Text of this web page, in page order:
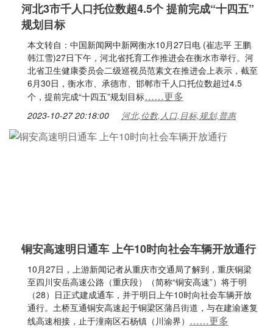
河北3市千人口托位数超4.5个 提前完成“十四五”
规划目标
本文转自：中国新闻网中新网衡水10月27日电 (崔志平 王鹏
韩江雪)27日下午，河北省托育工作推进会在衡水市举行。河
北省卫生健康委员会二级巡视员范素文在推进会上表示，截至
6月30日，衡水市、承德市、邯郸市千人口托位数超过4.5
个，提前完成“十四五”规划目标……更多
2023-10-27 20:18:00 河北,位数,人口,目标,规划,普惠
铜安高速明日通车 上午10时向社会车辆开放通行
10月27日，上游新闻记者从重庆市交通局了解到，重庆铜梁
至四川安岳高速公路（重庆段）（简称“铜安高速”）将于明
（28）日正式建成通车，并于明日上午10时向社会车辆开放
通行。土桥互通铜安高速起于铜梁区蒲吕街道，与在建渝遂复
线高速相接，止于潼南区石杨镇（川渝界） ……更多